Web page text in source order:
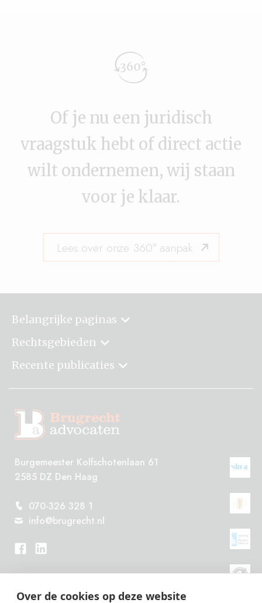
Over de cookies op deze website
Of je nu een juridisch
vraagstuk hebt of direct actie
wilt ondernemen, wij staan
voor je klaar.
Lees over onze 360° aanpak
Belangrijke paginas
Rechtsgebieden
Recente publicaties
Burgemeester Kolfschotenlaan 61
2585 DZ Den Haag
070-326 328 1
info@brugrecht.nl